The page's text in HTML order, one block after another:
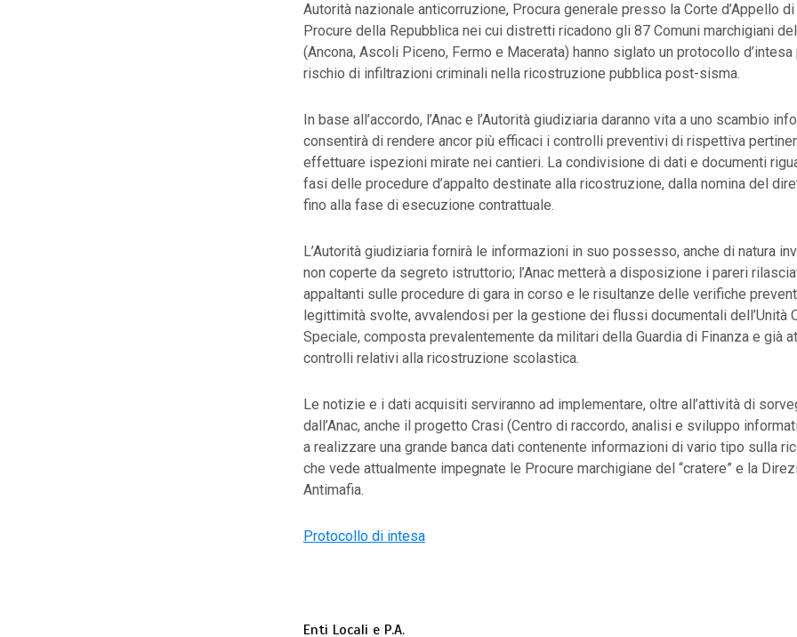
Autorità nazionale anticorruzione, Procura generale presso la Corte d’Appello
Procure della Repubblica nei cui distretti ricadono gli 87 Comuni marchigiani del
(Ancona, Ascoli Piceno, Fermo e Macerata) hanno siglato un protocollo d’intesa
rischio di infiltrazioni criminali nella ricostruzione pubblica post-sisma.
In base all’accordo, l’Anac e l’Autorità giudiziaria daranno vita a uno scambio
consentirà di rendere ancor più efficaci i controlli preventivi di rispettiva
effettuare ispezioni mirate nei cantieri. La condivisione di dati e documenti
fasi delle procedure d’appalto destinate alla ricostruzione, dalla nomina del
fino alla fase di esecuzione contrattuale.
L’Autorità giudiziaria fornirà le informazioni in suo possesso, anche di natura
non coperte da segreto istruttorio; l’Anac metterà a disposizione i pareri
appaltanti sulle procedure di gara in corso e le risultanze delle verifiche
legittimità svolte, avvalendosi per la gestione dei flussi documentali dell’Unità
Speciale, composta prevalentemente da militari della Guardia di Finanza e già
controlli relativi alla ricostruzione scolastica.
Le notizie e i dati acquisiti serviranno ad implementare, oltre all’attività di
dall’Anac, anche il progetto Crasi (Centro di raccordo, analisi e sviluppo
a realizzare una grande banca dati contenente informazioni di vario tipo sulla
che vede attualmente impegnate le Procure marchigiane del “cratere” e la
Antimafia.
Protocollo di intesa
Enti Locali e P.A.